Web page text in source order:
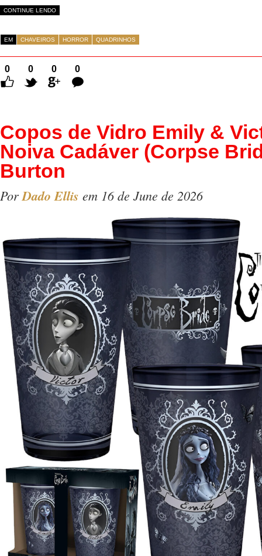
CONTINUE LENDO
EM CHAVEIROS HORROR QUADRINHOS
0 0 0
0
Comentários
Copos de Vidro Emily &
Noiva Cadáver (Corpse
Burton
PorDado Ellis em 16 de June de 2026